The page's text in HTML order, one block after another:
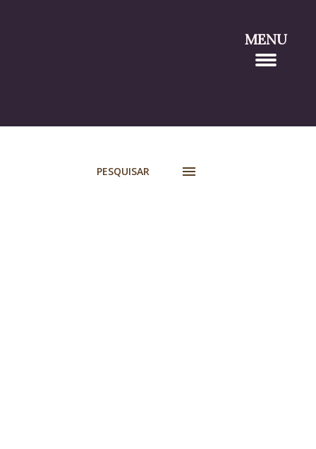
MENU
PESQUISAR